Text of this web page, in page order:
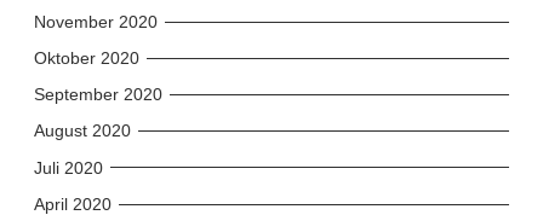
November 2020
Oktober 2020
September 2020
August 2020
Juli 2020
April 2020